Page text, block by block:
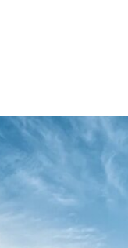
务工作者贾伊·哈
母性》（Motherhood
记者阿里·贾达拉（
年3月以色列围困
议者隶属于“青年诉
织由气候行动组织“
的学生分支发展而